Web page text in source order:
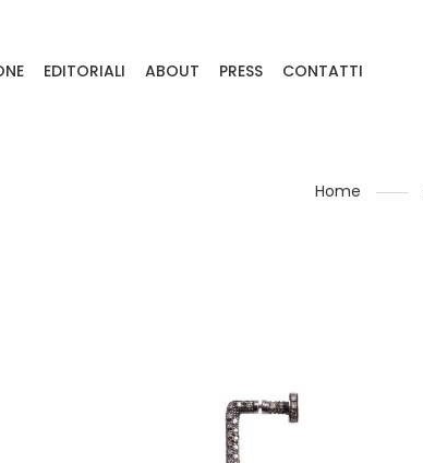
EDITORIALI ABOUT PRESS CONTATTI
Home